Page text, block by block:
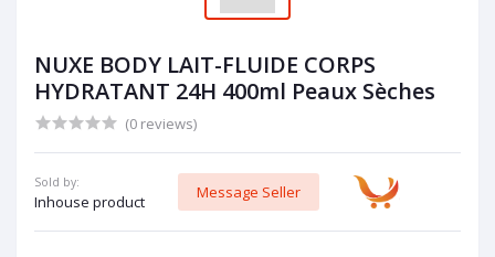
NUXE BODY LAIT-FLUIDE CORPS
HYDRATANT 24H 400ml Peaux Sèches
(0 reviews)
Sold by:
Inhouse product
Message Seller